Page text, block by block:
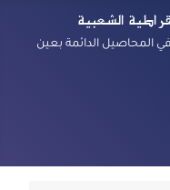
الشعبية
المحاصيل الدائمة بعين